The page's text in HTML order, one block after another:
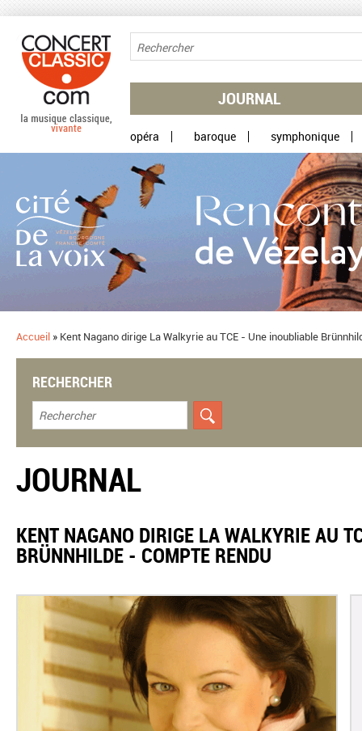
JOURNAL
opéra baroque symphonique
Accueil » Kent Nagano dirige La Walkyrie au TCE - Une inoubliable
RECHERCHER
JOURNAL
KENT NAGANO DIRIGE LA WALKYRIE AU
BRÜNNHILDE - COMPTE RENDU